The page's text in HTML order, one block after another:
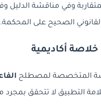
وفي مناقشة الدليل
الصحيح على المحكمة.
خلاصة أكاديمية
المتخصصة لمصطلح
التطبيق لا تتحقق بمجرد